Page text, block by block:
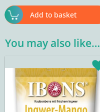
Add to basket
You may also like…